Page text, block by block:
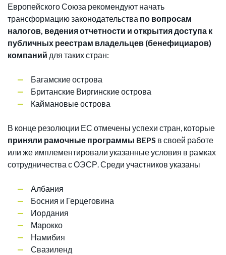
Европейского Союза рекомендуют начать
трансформацию законодательства по вопросам
налогов, ведения отчетности и открытия доступа к
публичных реестрам владельцев (бенефициаров)
компаний для таких стран:
Багамские острова
Британские Виргинские острова
Каймановые острова
В конце резолюции ЕС отмечены успехи стран, которые
приняли рамочные программы BEPS в своей работе
или же имплементировали указанные условия в рамках
сотрудничества с ОЭСР. Среди участников указаны
Албания
Босния и Герцеговина
Иордания
Марокко
Намибия
Свазиленд